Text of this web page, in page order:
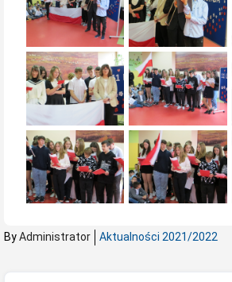
ByAdministrator Aktualności 2021/2022